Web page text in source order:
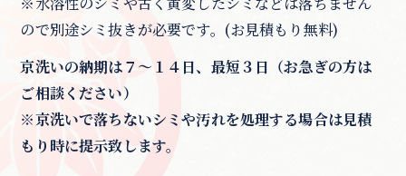
ので別途シミ抜きが必要です。(お見積もり無料)
京洗いの納期は７～１４日、最短３日（お急ぎの方は
ご相談ください）
※京洗いで落ちないシミや汚れを処理する場合は見積
もり時に提示致します。